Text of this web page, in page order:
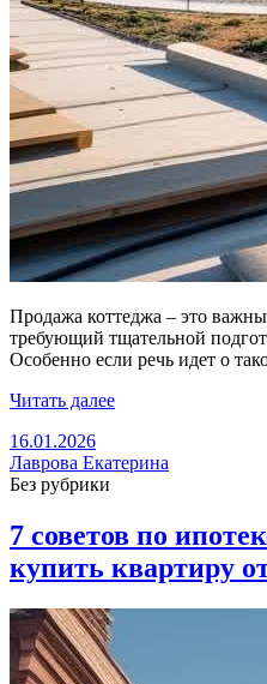
Продажа коттеджа – это
требующий тщательной
Особенно если речь идет о
Читать далее
16.01.2026
Лаврова Екатерина
Без рубрики
7 советов по
купить квартиру